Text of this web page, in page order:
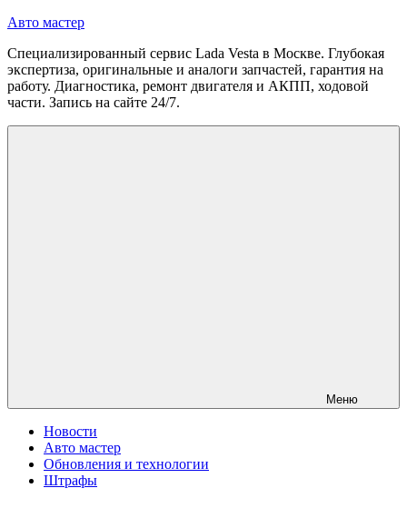
Перейти
содержимому
Авто мастер
Специализированный сервис Lada Vesta в Москве. Глубокая
экспертиза, оригинальные и аналоги запчастей, гарантия на
работу. Диагностика, ремонт двигателя и АКПП, ходовой
части. Запись на сайте 24/7.
Меню
Новости
Авто мастер
Обновления и технологии
Штрафы